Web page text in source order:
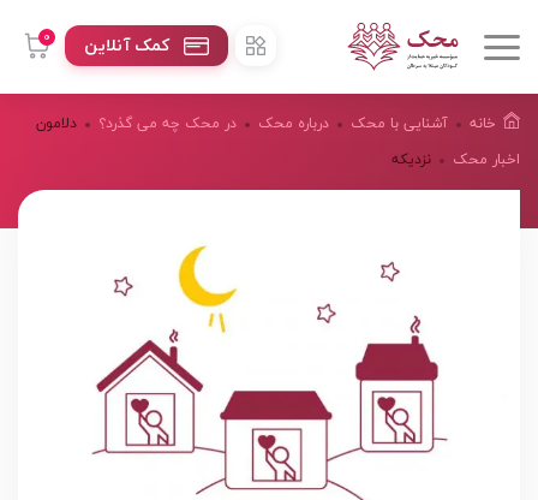
0 کمک آنلاین
خانه آشنایی با محک درباره محک
در محک چه می گذرد؟
اخبار محک
دلامون
نزدیکه